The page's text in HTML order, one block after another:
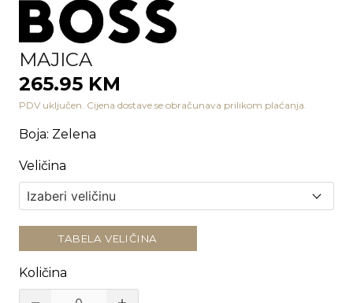
MAJICA
265.95 KM
PDV uključen. Cijena dostave se obračunava prilikom plaćanja.
Boja: Zelena
Veličina
TABELA VELIČINA
Količina